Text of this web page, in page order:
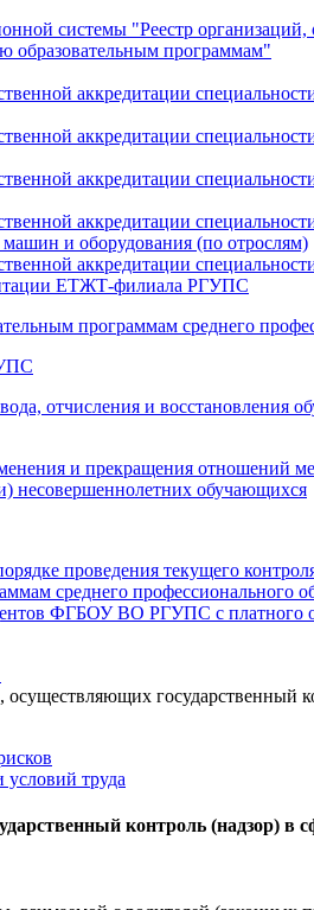
системы "Реестр
образовательным программам"
аккредитации
аккредитации
аккредитации
аккредитации
и оборудования (по отрослям)
аккредитации
ЕТЖТ-филиала РГУПС
программам среднего
отчисления и восстановления
и прекращения
несовершеннолетних обучающихся
проведения текущего
среднего профессионального
ФГБОУ ВО РГУПС с платного
государственный
труда
контроль (надзор) в